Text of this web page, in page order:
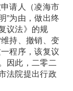
请人（凌海市
”为由，做出终
议法》的规
持、撤销、变
程序，该复议
因此，二零二
法院提出行政